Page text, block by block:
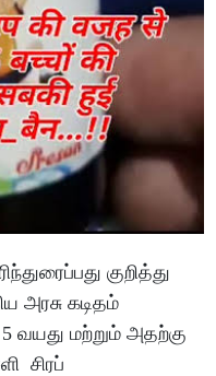
குறித்து
அரசு கடிதம்
வயது மற்றும் அதற்கு
சிரப்